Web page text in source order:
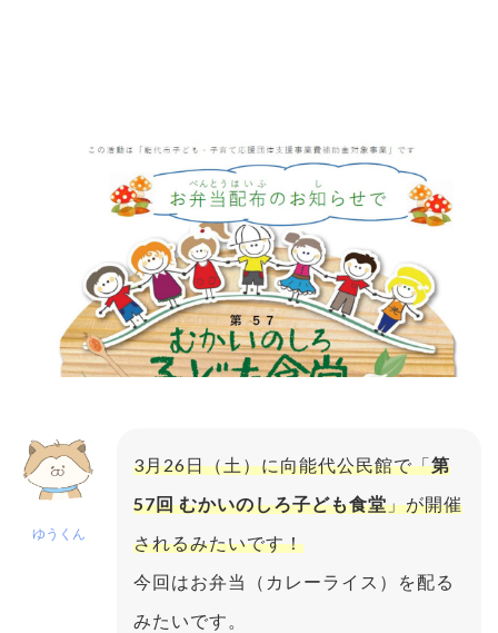
ゆうくん
3月26日（土）に向能代公民館で「第
57回 むかいのしろ子ども食堂」が開催
されるみたいです！
今回はお弁当（カレーライス）を配る
みたいです。